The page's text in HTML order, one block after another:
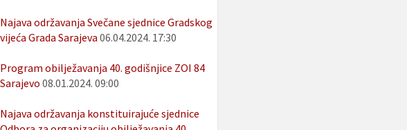
Najava održavanja Svečane sjednice Gradskog
vijeća Grada Sarajeva 06.04.2024. 17:30
Program obilježavanja 40. godišnjice ZOI 84
Sarajevo 08.01.2024. 09:00
Najava održavanja konstituirajuće sjednice